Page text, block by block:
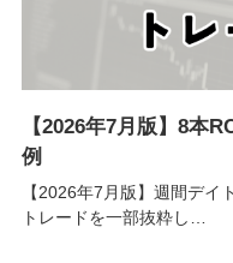
【2026年7月版】8本
例
【2026年7月版】週間デ
トレードを一部抜粋し…